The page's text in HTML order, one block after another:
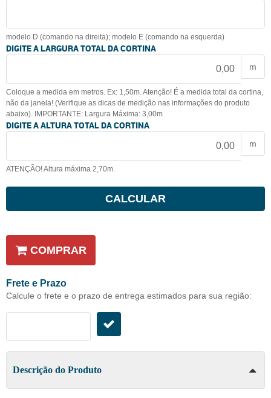
modelo D (comando na direita); modelo E (comando na esquerda)
DIGITE A LARGURA TOTAL DA CORTINA
m
Coloque a medida em metros. Ex: 1,50m. Atenção! É a medida total da cortina,
não da janela! (Verifique as dicas de medição nas informações do produto
abaixo). IMPORTANTE: Largura Máxima: 3,00m
DIGITE A ALTURA TOTAL DA CORTINA
m
ATENÇÃO! Altura máxima 2,70m.
CALCULAR
COMPRAR
Frete e Prazo
Calcule o frete e o prazo de entrega estimados para sua região:
Descrição do Produto